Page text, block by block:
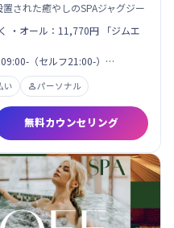
された癒やしのSPAジャグジー
・オール：11,770円 「ジムエ
（セルフ21:00-）…
い パーソナル
無料カウンセリング